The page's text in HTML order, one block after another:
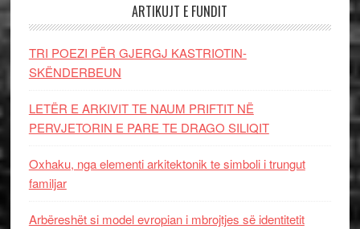
ARTIKUJT E FUNDIT
TRI POEZI PËR GJERGJ KASTRIOTIN-
SKËNDERBEUN
LETËR E ARKIVIT TE NAUM PRIFTIT NË
PERVJETORIN E PARE TE DRAGO SILIQIT
Oxhaku, nga elementi arkitektonik te simboli i trungut
familjar
Arbëreshët si model evropian i mbrojtjes së identitetit